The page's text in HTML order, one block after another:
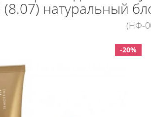
(8.07) натуральный
(НФ-
-20%